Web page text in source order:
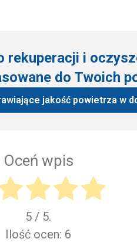
rekuperacji i
do Twoich
jakość powietrza w
Oceń wpis
5 / 5.
Ilość ocen: 6